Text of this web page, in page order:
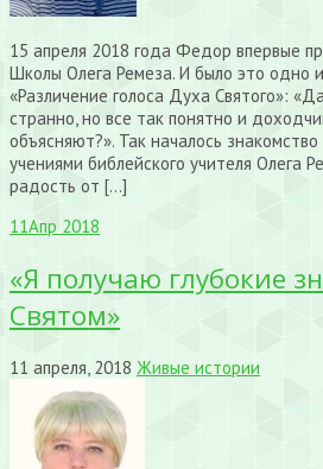
15 апреля 2018 года Федор впервые
Школы Олега Ремеза. И было это одно
«Различение голоса Духа Святого»:
странно, но все так понятно и
объясняют?». Так началось
учениями библейского учителя Олега
радость от […]
11Апр 2018
«Я получаю глубокие
Святом»
11 апреля, 2018 Живые истории